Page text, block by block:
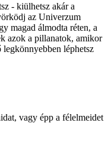
- kiülhetsz akár a
az Univerzum
magad álmodta réten, a
azok a pillanatok, amikor
legkönnyebben léphetsz
vagy épp a félelmeidet